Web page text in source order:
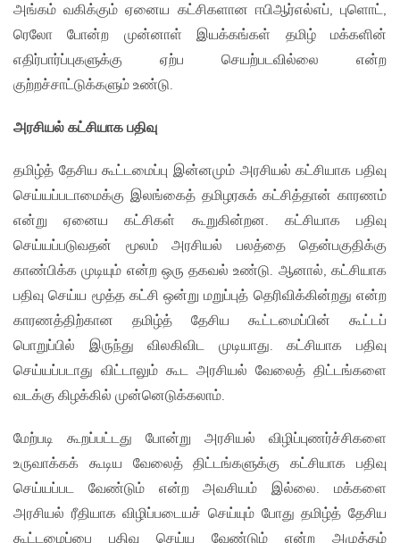
அங்கம் வகிக்கும் ஏனைய கட்சிகளான ஈபிஆர்எல்எப், புளொட்,
ரெலோ போன்ற முன்னாள் இயக்கங்கள் தமிழ் மக்களின்
எதிர்பார்ப்புகளுக்கு ஏற்ப செயற்படவில்லை என்ற
குற்றச்சாட்டுக்களும் உண்டு.
அரசியல் கட்சியாக பதிவு
தமிழ்த் தேசிய கூட்டமைப்பு இன்னமும் அரசியல் கட்சியாக பதிவு
செய்யப்படாமைக்கு இலங்கைத் தமிழரசுக் கட்சித்தான் காரணம்
என்று ஏனைய கட்சிகள் கூறுகின்றன. கட்சியாக பதிவு
செய்யப்படுவதன் மூலம் அரசியல் பலத்தை தென்பகுதிக்கு
காண்பிக்க முடியும் என்ற ஒரு தகவல் உண்டு. ஆனால், கட்சியாக
பதிவு செய்ய மூத்த கட்சி ஒன்று மறுப்புத் தெரிவிக்கின்றது என்ற
காரணத்திற்கான தமிழ்த் தேசிய கூட்டமைப்பின் கூட்டப்
பொறுப்பில் இருந்து விலகிவிட முடியாது. கட்சியாக பதிவு
செய்யப்படாது விட்டாலும் கூட அரசியல் வேலைத் திட்டங்களை
வடக்கு கிழக்கில் முன்னெடுக்கலாம்.
மேற்படி கூறப்பட்டது போன்று அரசியல் விழிப்புணர்ச்சிகளை
உருவாக்கக் கூடிய வேலைத் திட்டங்களுக்கு கட்சியாக பதிவு
செய்யப்பட வேண்டும் என்ற அவசியம் இல்லை. மக்களை
அரசியல் ரீதியாக விழிப்படையச் செய்யும் போது தமிழ்த் தேசிய
கூட்டமைப்பை பதிவு செய்ய வேண்டும் என்ற அழுத்தம்